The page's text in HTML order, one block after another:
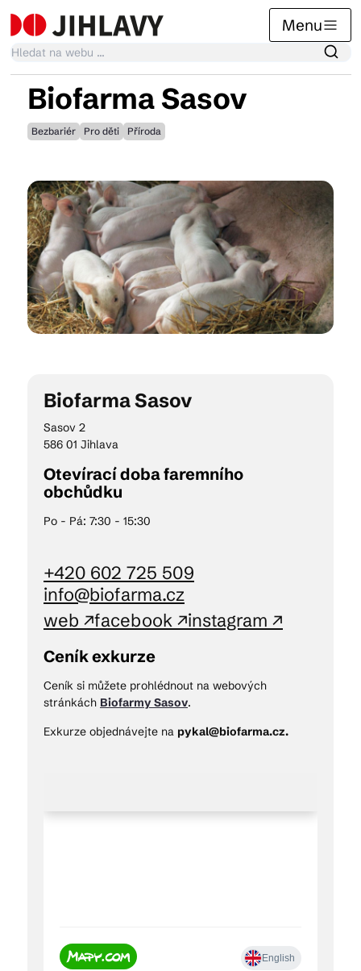
Menu
Kalendář akcí
Články
Suvenýry
CS EN DE
© 2026 Brána Jihlavy
Biofarma Sasov
Bezbariér Pro děti Příroda
Biofarma Sasov
Sasov 2
586 01 Jihlava
Otevírací doba faremního
obchůdku
Po - Pá: 7:30 - 15:30
+420 602 725 509
info@biofarma.cz
web ↗facebook ↗instagram ↗
Ceník exkurze
Ceník si můžete prohlédnout na webových
stránkách Biofarmy Sasov.
Exkurze objednávejte na pykal@biofarma.cz.